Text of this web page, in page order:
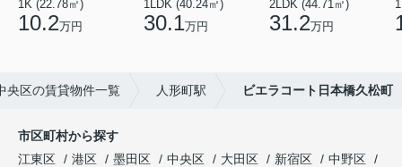
1K (22.78㎡)
10.2万円
1LDK (40.24㎡)
30.1万円
2LDK (44.71㎡)
31.2万円
央区の賃貸物件一覧 人形町駅 ビエラコート日本橋久松町
市区町村から探す
江東区
港区 墨田区 中央区 大田区 新宿区
中野区